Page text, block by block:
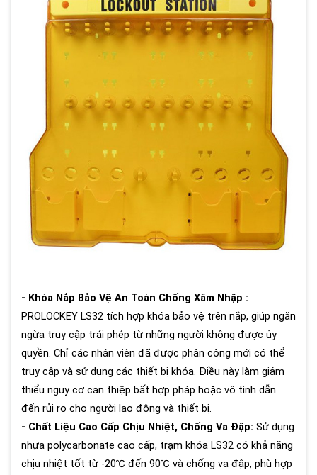
- Khóa Nắp Bảo Vệ An Toàn Chống Xâm Nhập :
PROLOCKEY LS32 tích hợp khóa bảo vệ trên nắp, giúp ngăn
ngừa truy cập trái phép từ những người không được ủy
quyền. Chỉ các nhân viên đã được phân công mới có thể
truy cập và sử dụng các thiết bị khóa. Điều này làm giảm
thiểu nguy cơ can thiệp bất hợp pháp hoặc vô tình dẫn
đến rủi ro cho người lao động và thiết bị.
- Chất Liệu Cao Cấp Chịu Nhiệt, Chống Va Đập: Sử dụng
nhựa polycarbonate cao cấp, trạm khóa LS32 có khả năng
chịu nhiệt tốt từ -20℃ đến 90℃ và chống va đập, phù hợp